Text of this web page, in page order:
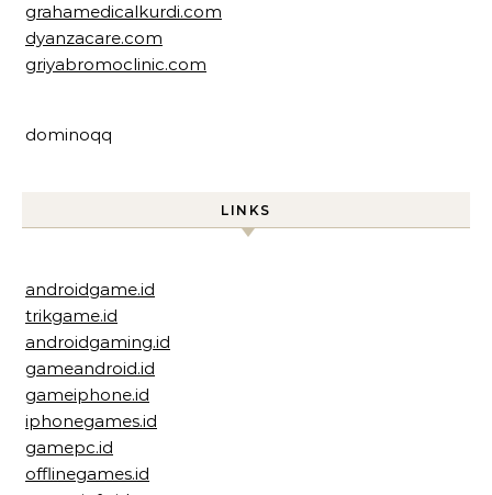
grahamedicalkurdi.com
dyanzacare.com
griyabromoclinic.com
dominoqq
LINKS
androidgame.id
trikgame.id
androidgaming.id
gameandroid.id
gameiphone.id
iphonegames.id
gamepc.id
offlinegames.id